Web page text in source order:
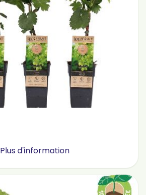
Plus d'information